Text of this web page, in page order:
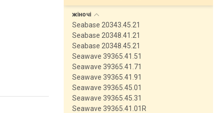
жіночі
Seabase 20343.45.21
Seabase 20348.41.21
Seabase 20348.45.21
Seawave 39365.41.51
Seawave 39365.41.71
Seawave 39365.41.91
Seawave 39365.45.01
Seawave 39365.45.31
Seawave 39365.41.01R